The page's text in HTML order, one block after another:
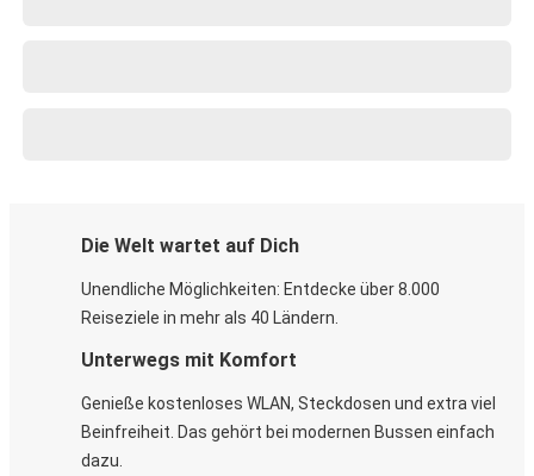
Die Welt wartet auf Dich
Unendliche Möglichkeiten: Entdecke über 8.000
Reiseziele in mehr als 40 Ländern.
Unterwegs mit Komfort
Genieße kostenloses WLAN, Steckdosen und extra viel
Beinfreiheit. Das gehört bei modernen Bussen einfach
dazu.